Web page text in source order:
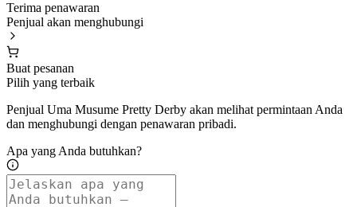
Terima penawaran
Penjual akan menghubungi
Buat pesanan
Pilih yang terbaik
Penjual Uma Musume Pretty Derby akan melihat permintaan Anda
dan menghubungi dengan penawaran pribadi.
Apa yang Anda butuhkan?